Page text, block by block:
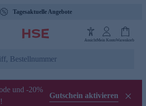
Tagesaktuelle Angebote
AnsichtMein KontoWarenkorb
und -20%
Gutschein aktivieren